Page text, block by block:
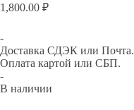
1,800.00 ₽
-
Доставка СДЭК или Почта.
Оплата картой или СБП.
-
В наличии